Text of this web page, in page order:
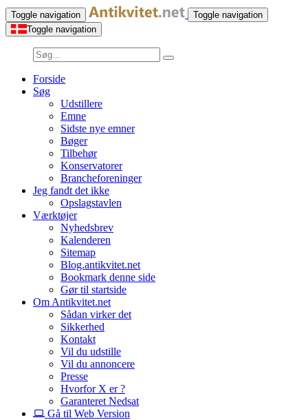
Toggle navigation
Toggle navigation
Toggle navigation
Forside
Søg
Udstillere
Emne
Sidste nye emner
Bøger
Tilbehør
Konservatorer
Brancheforeninger
Jeg fandt det ikke
Opslagstavlen
Værktøjer
Nyhedsbrev
Kalenderen
Sitemap
Blog.antikvitet.net
Bookmark denne side
Gør til startside
Om Antikvitet.net
Sådan virker det
Sikkerhed
Kontakt
Vil du udstille
Vil du annoncere
Presse
Hvorfor X er ?
Garanteret Nedsat
Gå til Web Version